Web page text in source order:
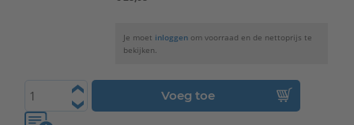
Je moet inloggen om voorraad en de nettoprijs te
bekijken.
Voeg toe